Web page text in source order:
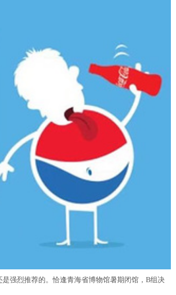
强烈推荐的。恰逢青海省博物馆暑期闭馆，B组决